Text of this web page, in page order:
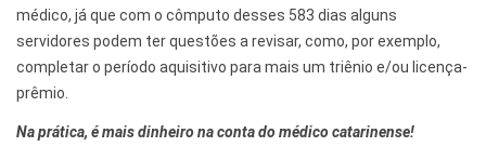
médico, já que com o cômputo desses 583 dias alguns
servidores podem ter questões a revisar, como, por exemplo,
completar o período aquisitivo para mais um triênio e/ou licença-
prêmio.
Na prática, é mais dinheiro na conta do médico catarinense!